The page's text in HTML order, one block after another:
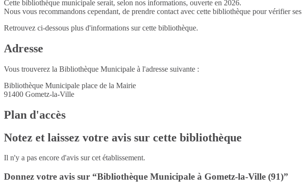
Cette bibliothèque municipale serait, selon nos informations, ouverte en 2026.
Nous vous recommandons cependant, de prendre contact avec cette bibliothèque pour vérifier ses
Retrouvez ci-dessous plus d'informations sur cette bibliothèque.
Adresse
Vous trouverez la Bibliothèque Municipale à l'adresse suivante :
Bibliothèque Municipale place de la Mairie
91400 Gometz-la-Ville
Plan d'accès
Notez et laissez votre avis sur cette bibliothèque
Il n'y a pas encore d'avis sur cet établissement.
Donnez votre avis sur “Bibliothèque Municipale à Gometz-la-Ville (91)”